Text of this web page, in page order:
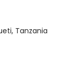
Tanzania